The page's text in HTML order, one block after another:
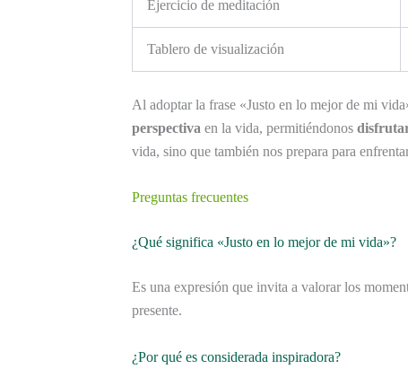
Ejercicio de meditación
Tablero de visualización
Al adoptar la frase «Justo en lo mejor de mi
perspectiva en la vida, permitiéndonos
vida, sino que también nos prepara para
Preguntas frecuentes
¿Qué significa «Justo en lo mejor de mi vida»?
Es una expresión que invita a valorar los
presente.
¿Por qué es considerada inspiradora?